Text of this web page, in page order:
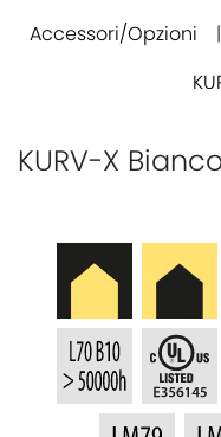
Accessori/Opzioni
KURV-X